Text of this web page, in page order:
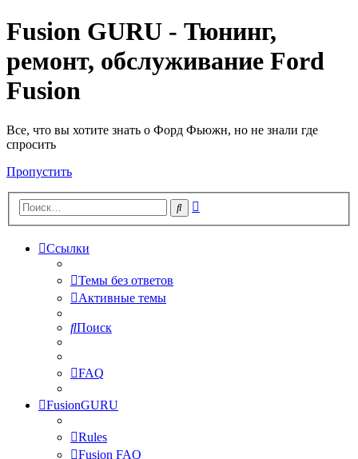
Fusion GURU - Тюнинг,
ремонт, обслуживание Ford
Fusion
Все, что вы хотите знать о Форд Фьюжн, но не знали где
спросить
Пропустить
Поиск
Ссылки
Темы без ответов
Активные темы
Поиск
FAQ
FusionGURU
Rules
Fusion FAQ